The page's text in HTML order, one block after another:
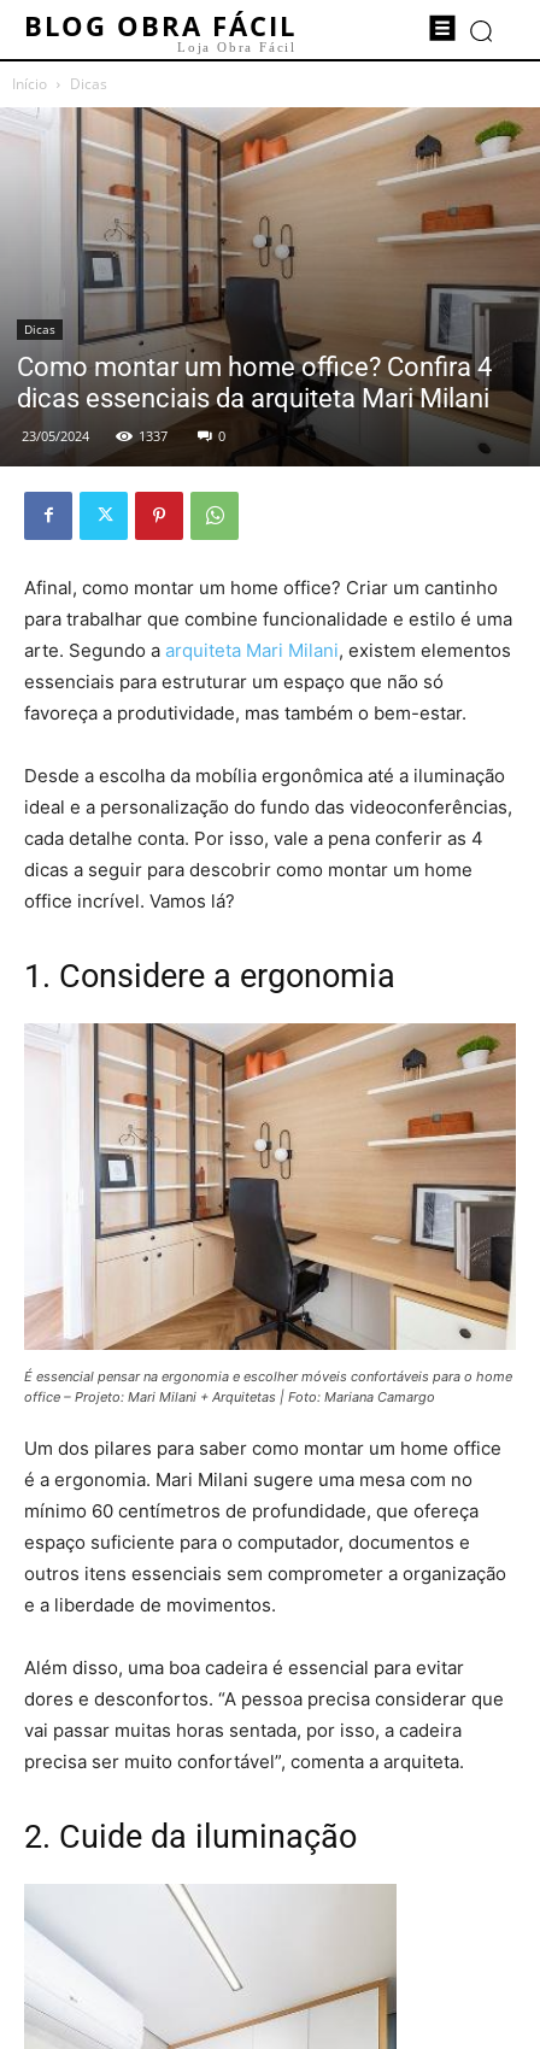
BLOG OBRA FÁCIL
Loja Obra Fácil
Início Dicas
Dicas
Como montar um home office? Confira 4
dicas essenciais da arquiteta Mari Milani
23/05/2024 1337 0
Afinal, como montar um home office? Criar um cantinho
para trabalhar que combine funcionalidade e estilo é uma
arte. Segundo a arquiteta Mari Milani, existem elementos
essenciais para estruturar um espaço que não só
favoreça a produtividade, mas também o bem-estar.
Desde a escolha da mobília ergonômica até a iluminação
ideal e a personalização do fundo das videoconferências,
cada detalhe conta. Por isso, vale a pena conferir as 4
dicas a seguir para descobrir como montar um home
office incrível. Vamos lá?
1. Considere a ergonomia
É essencial pensar na ergonomia e escolher móveis confortáveis para o home
office – Projeto: Mari Milani + Arquitetas | Foto: Mariana Camargo
Um dos pilares para saber como montar um home office
é a ergonomia. Mari Milani sugere uma mesa com no
mínimo 60 centímetros de profundidade, que ofereça
espaço suficiente para o computador, documentos e
outros itens essenciais sem comprometer a organização
e a liberdade de movimentos.
Além disso, uma boa cadeira é essencial para evitar
dores e desconfortos. “A pessoa precisa considerar que
vai passar muitas horas sentada, por isso, a cadeira
precisa ser muito confortável”, comenta a arquiteta.
2. Cuide da iluminação